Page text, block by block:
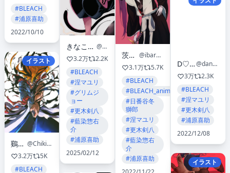
#BLEACH
#浦原喜助
2022/10/10
イラスト
鷄腰子
@Chikidney
3.2万
5K
#BLEACH
きなこもち有償依頼募集中✒️
@omochi_DB
3.2万
2.2K
#BLEACH
#涅マユリ
#グリムジ
ョー
#更木剣八
#藍染惣右
介
#浦原喜助
2025/02/12
茨木 春
@ibaraki_shun
3.1万
5.7K
#BLEACH
#BLEACH_anime
#日番谷冬
獅郎
#涅マユリ
#更木剣八
#藍染惣右
介
#浦原喜助
D♡Bride 💕
@dangerousbride
3万
2.3K
#BLEACH
#涅マユリ
#更木剣八
#浦原喜助
2022/12/08
イラスト